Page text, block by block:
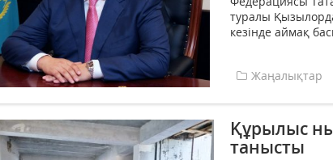
туралы
кезінде аймақ
Жаңалықтар
Құрылыс
танысты